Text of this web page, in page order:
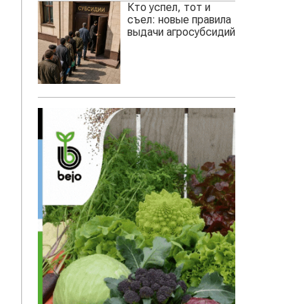
Кто успел, тот и
съел: новые правила
выдачи агросубсидий